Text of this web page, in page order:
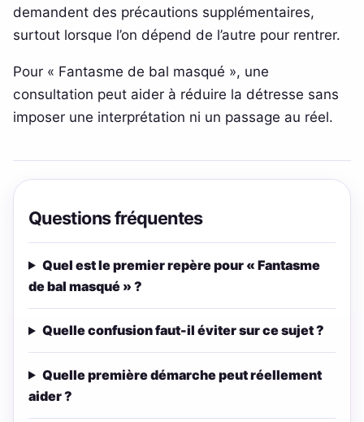
demandent des précautions supplémentaires,
surtout lorsque l’on dépend de l’autre pour rentrer.
Pour « Fantasme de bal masqué », une
consultation peut aider à réduire la détresse sans
imposer une interprétation ni un passage au réel.
Questions fréquentes
Quel est le premier repère pour « Fantasme
de bal masqué » ?
Quelle confusion faut-il éviter sur ce sujet ?
Quelle première démarche peut réellement
aider ?